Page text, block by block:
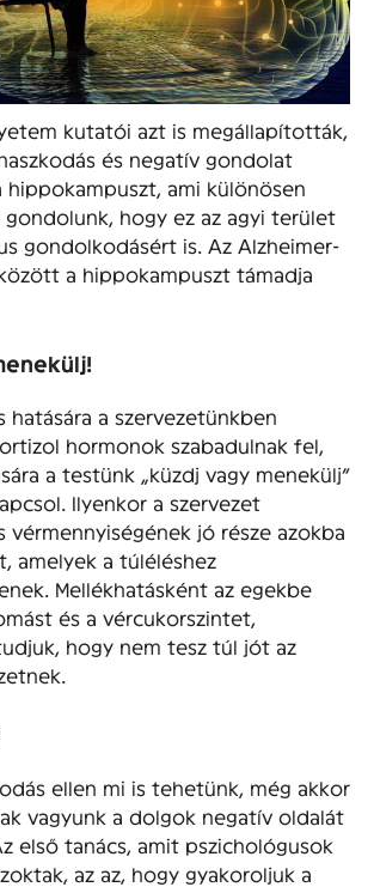
kutatói azt is megállapították,
és negatív gondolat
hippokampuszt, ami különösen
gondolunk, hogy ez az agyi terület
gondolkodásért is. Az Alzheimer-
a hippokampuszt támadja
hatására a szervezetünkben
hormonok szabadulnak fel,
a testünk „küzdj vagy menekülj”
Ilyenkor a szervezet
vérmennyiségének jó része azokba
amelyek a túléléshez
Mellékhatásként az egekbe
és a vércukorszintet,
hogy nem tesz túl jót az
ellen mi is tehetünk, még akkor
vagyunk a dolgok negatív oldalát
első tanács, amit pszichológusok
az az, hogy gyakoroljuk a